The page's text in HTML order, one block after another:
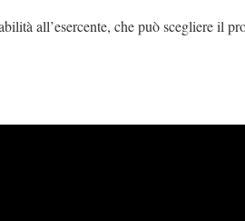
all’esercente, che può scegliere il